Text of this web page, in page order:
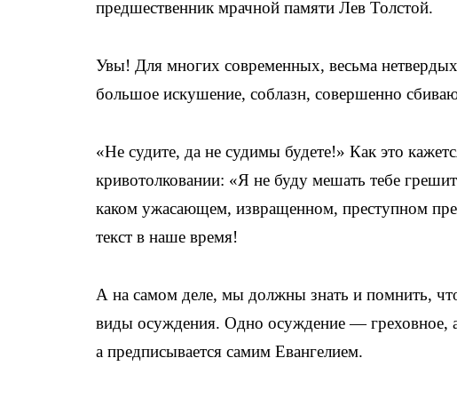
предшественник мрачной памяти Лев Толстой.
Увы! Для многих современных, весьма
большое искушение, соблазн, совершенно
«Не судите, да не судимы будете!» Как это
кривотолковании: «Я не буду мешать тебе
каком ужасающем, извращенном, преступном
текст в наше время!
А на самом деле, мы должны знать и помнить,
виды осуждения. Одно осуждение — греховное,
а предписывается самим Евангелием.